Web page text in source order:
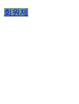
회원제